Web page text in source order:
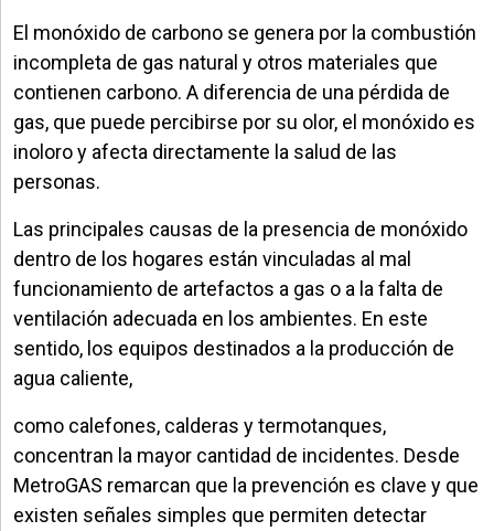
El monóxido de carbono se genera por la combustión
incompleta de gas natural y otros materiales que
contienen carbono. A diferencia de una pérdida de
gas, que puede percibirse por su olor, el monóxido es
inoloro y afecta directamente la salud de las
personas.
Las principales causas de la presencia de monóxido
dentro de los hogares están vinculadas al mal
funcionamiento de artefactos a gas o a la falta de
ventilación adecuada en los ambientes. En este
sentido, los equipos destinados a la producción de
agua caliente,
como calefones, calderas y termotanques,
concentran la mayor cantidad de incidentes. Desde
MetroGAS remarcan que la prevención es clave y que
existen señales simples que permiten detectar